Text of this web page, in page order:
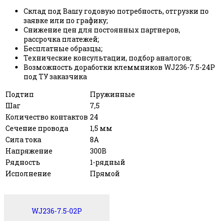
Склад под Вашу годовую потребность, отгрузки по
заявке или по графику;
Снижение цен для постоянных партнеров,
рассрочка платежей;
Бесплатные образцы;
Технические консультации, подбор аналогов;
Возможность доработки клеммников WJ236-7.5-24P
под ТУ заказчика
Подтип
Пружинные
Шаг
7,5
Количество контактов 24
Сечение провода
1,5 мм
Сила тока
8А
Напряжение
300В
Рядность
1-рядный
Исполнение
Прямой
WJ236-7.5-02P